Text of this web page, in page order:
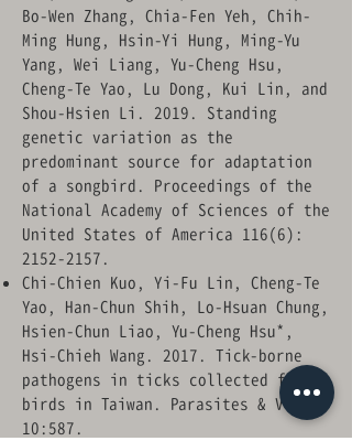
Bo-Wen Zhang, Chia-Fen Yeh, Chih-
Ming Hung, Hsin-Yi Hung, Ming-Yu
Yang, Wei Liang, Yu-Cheng Hsu,
Cheng-Te Yao, Lu Dong, Kui Lin, and
Shou-Hsien Li. 2019. Standing
genetic variation as the
predominant source for adaptation
of a songbird. Proceedings of the
National Academy of Sciences of the
United States of America 116(6):
2152-2157.
Chi-Chien Kuo, Yi-Fu Lin, Cheng-Te
Yao, Han-Chun Shih, Lo-Hsuan Chung,
Hsien-Chun Liao, Yu-Cheng Hsu*,
Hsi-Chieh Wang. 2017. Tick-borne
pathogens in ticks collected from
birds in Taiwan. Parasites & Vector
10:587.